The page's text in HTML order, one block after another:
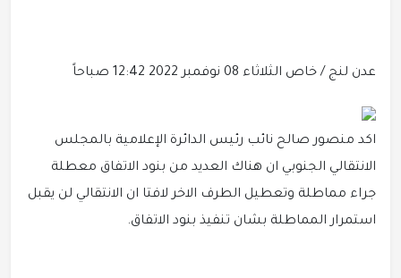
عدن لنج / خاص الثلاثاء 08 نوفمبر 2022 12:42 صباحاً
اكد منصور صالح نائب رئيس الدائرة الإعلامية بالمجلس
الانتقالي الجنوبي ان هناك العديد من بنود الاتفاق معطلة
جراء مماطلة وتعطيل الطرف الاخر لافتا ان الانتقالي لن يقبل
استمرار المماطلة بشان تنفيذ بنود الاتفاق.